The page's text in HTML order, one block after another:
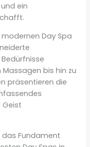
ein
Day Spa
bis hin zu
präsentieren die
Geist
Fundament